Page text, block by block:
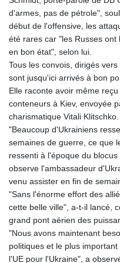
d'armes, pas de pétrole",
début de l'offensive, les
été rares car "les Russes
en bon état", selon lui.
Tous les convois, dirigés
sont jusqu'ici arrivés à bon
Elle raconte avoir même
conteneurs à Kiev, envoyée
charismatique Vitali Klitschko.
"Beaucoup d'Ukrainiens
semaines de guerre, ce que
ressenti à l'époque du
observe l'ambassadeur
venu assister en fin de
"Sans l'énorme effort des
cette belle ville", a-t-il lancé,
grand pont aérien des
"Nous avons maintenant
politiques et le plus
l'UE pour l'Ukraine", a